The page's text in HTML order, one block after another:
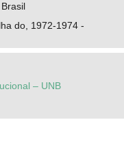
do, 1972-1974 -
– UNB